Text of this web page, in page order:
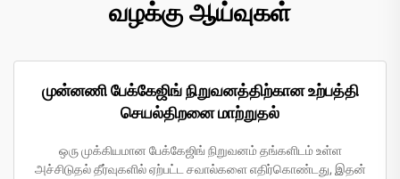
வழக்கு ஆய்வுகள்
முன்னணி பேக்கேஜிங் நிறுவனத்திற்கான உற்பத்தி
செயல்திறனை மாற்றுதல்
ஒரு முக்கியமான பேக்கேஜிங் நிறுவனம் தங்களிடம் உள்ள
அச்சிடுதல் தீர்வுகளில் ஏற்பட்ட சவால்களை எதிர்கொண்டது, இதன்